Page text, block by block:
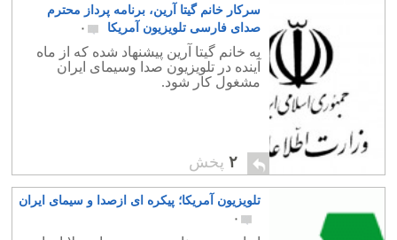
سرکار خانم گیتا آرین، برنامه پرداز محترم
صدای فارسی تلویزیون آمریکا
۰
به خانم گیتا آرین پیشنهاد شده که از ماه
آینده در تلویزیون صدا وسیمای ایران
مشغول کار شود.
۲ پخش
تلویزیون آمریکا؛ پیکره ای ازصدا و سیمای ایران
۰